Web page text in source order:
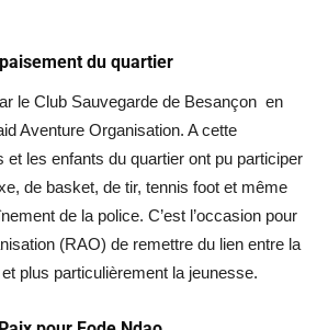
du quartier
le Club Sauvegarde de Besançon en
Aventure Organisation. A cette
et les enfants du quartier ont pu participer
de basket, de tir, tennis foot et même
de la police. C’est l’occasion pour
(RAO) de remettre du lien entre la
plus particulièrement la jeunesse.